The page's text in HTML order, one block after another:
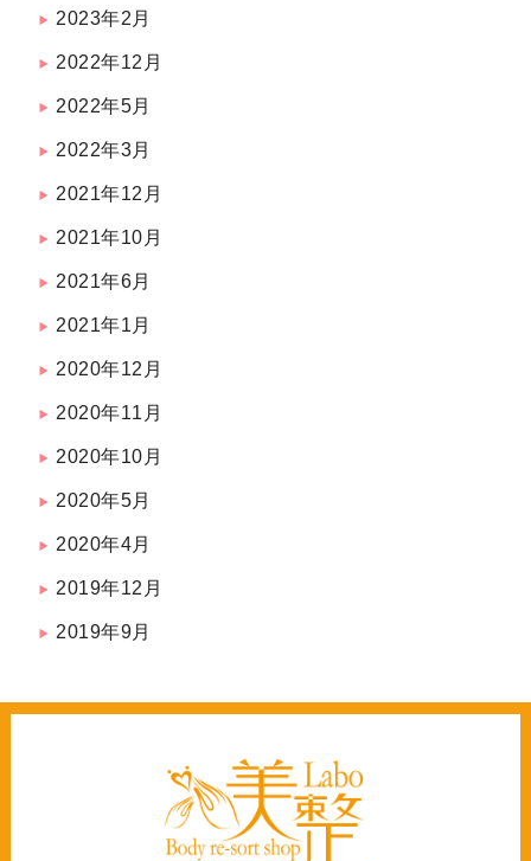
2023年2月
2022年12月
2022年5月
2022年3月
2021年12月
2021年10月
2021年6月
2021年1月
2020年12月
2020年11月
2020年10月
2020年5月
2020年4月
2019年12月
2019年9月